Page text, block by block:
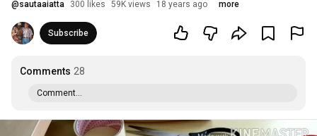
@sautaaiatta 300 likes 59K views 18 years ago more
Subscribe
Comments 28
Comment...